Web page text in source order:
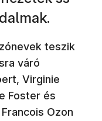
teszik
váró
Virginie
Foster és
Ozon